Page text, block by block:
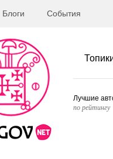
Блоги События
Лучшие
по рейтингу